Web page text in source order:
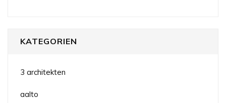
KATEGORIEN
3 architekten
aalto